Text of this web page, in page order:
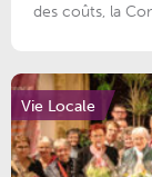
des coûts, la
Vie Locale